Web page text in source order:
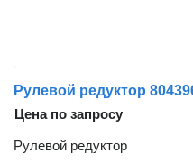
Цена по запросу
Рулевой редуктор